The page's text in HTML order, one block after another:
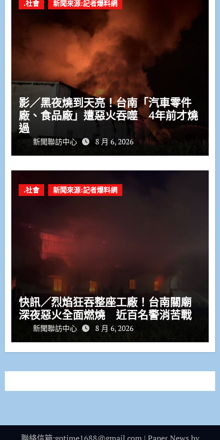
.社會 新聞來源:記者爆料網
影／黑夜燒到天亮！台南「汽車零件
廠、食品廠」遭惡火吞噬 4年前才燒
過
新聞聯訪中心 8 月 6, 2026
.社會 新聞來源:記者爆料網
快訊／烈焰狂吞整座工廠！台南關廟
深夜惡火全面燃燒 近百名警消苦戰
新聞聯訪中心 8 月 6, 2026